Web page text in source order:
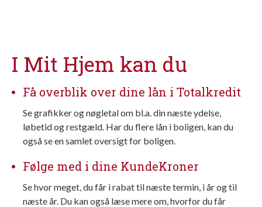
I Mit Hjem kan du
Få overblik over dine lån i Totalkredit
Se grafikker og nøgletal om bl.a. din næsteydelse,
løbetidogrestgæld. Har du flere lån i boligen, kan du
også se en samlet oversigt for boligen.
Følge med i dine KundeKroner
Se hvor meget, du får i rabat til næste termin, i år og til
næste år. Du kan også læse mere om, hvorfor du får